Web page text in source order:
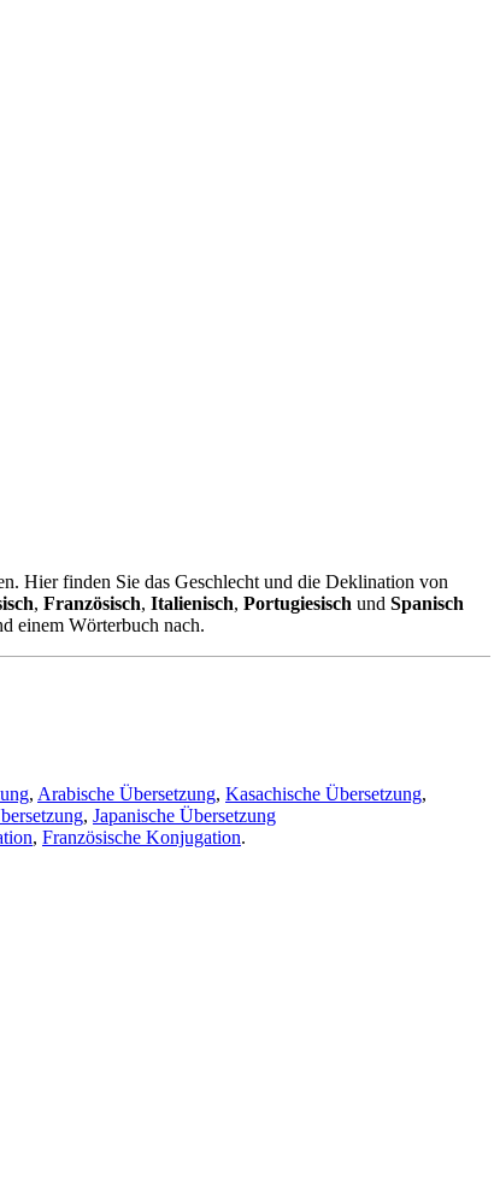
Hier finden Sie das Geschlecht und die Deklination von
, Französisch, Italienisch, Portugiesisch und Spanisch
einem Wörterbuch nach.
, Arabische Übersetzung, Kasachische Übersetzung,
, Japanische Übersetzung
, Französische Konjugation.